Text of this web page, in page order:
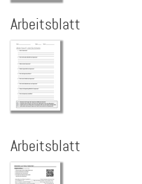
Arbeitsblatt
Arbeitsblatt